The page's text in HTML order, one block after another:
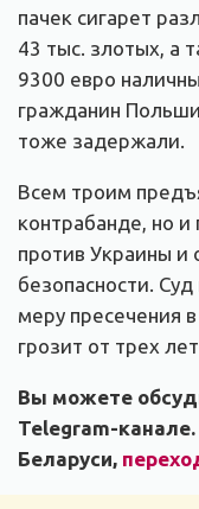
пачек сигарет
43 тыс. злотых, а
9300 евро
гражданин
тоже задержали.
Всем троим
контрабанде, но и
против Украины и
безопасности.
меру пресечения
грозит от трех
Вы можете
Telegram-
Беларуси,